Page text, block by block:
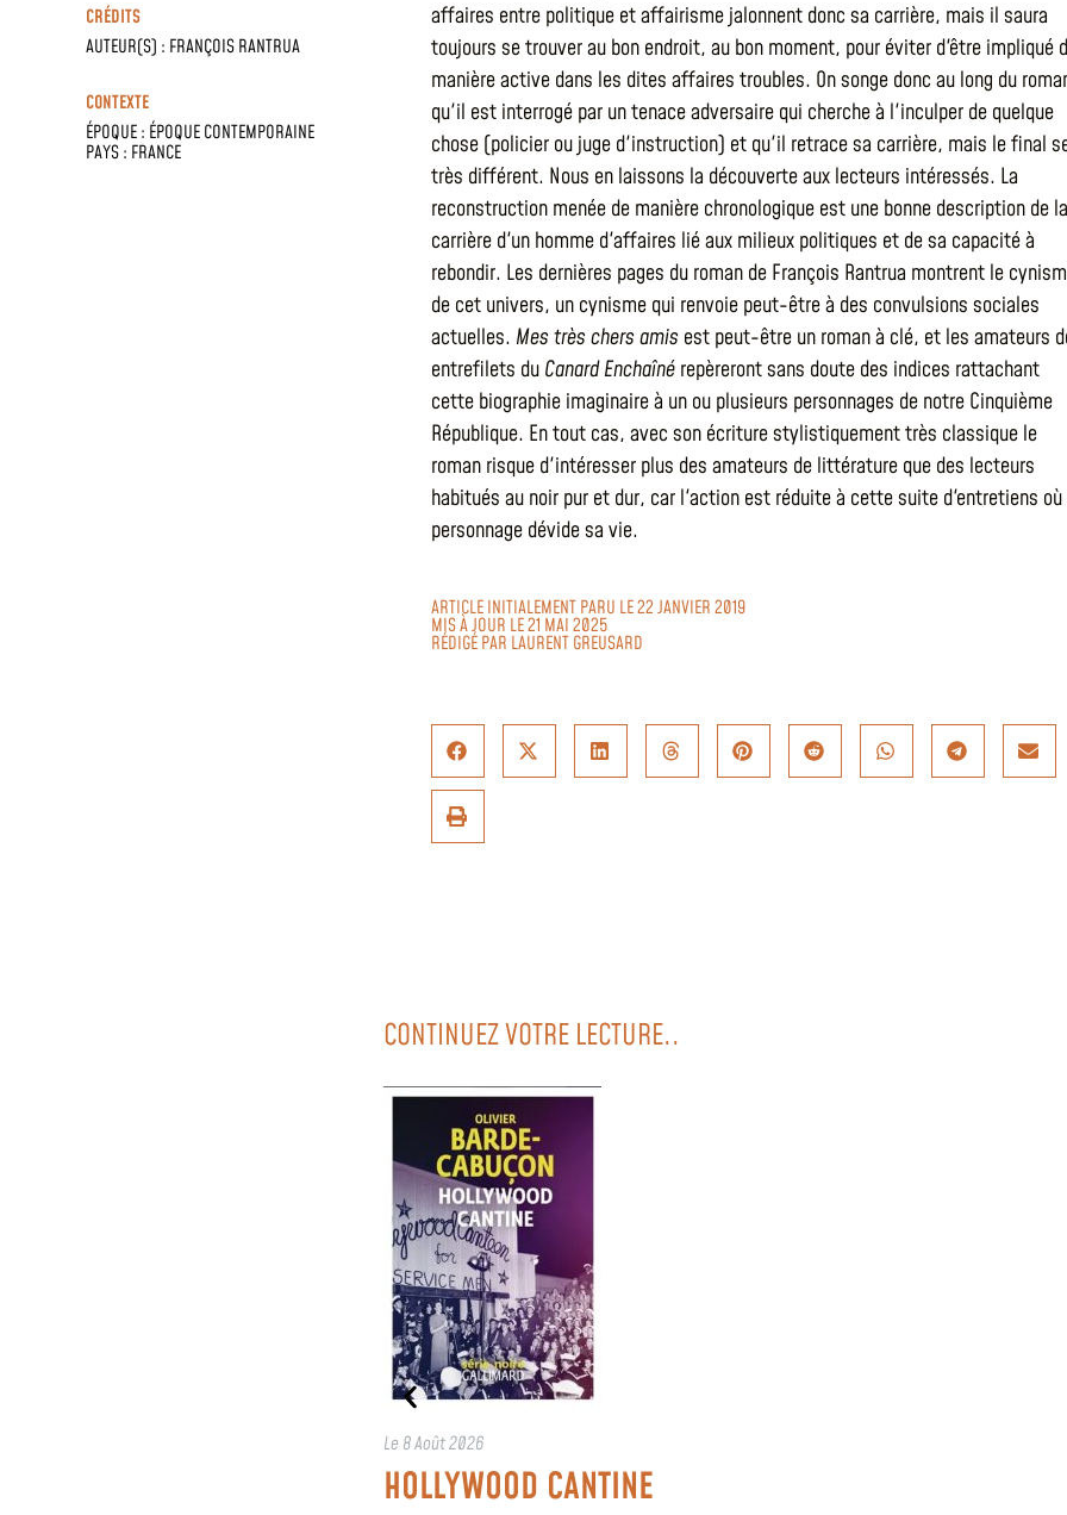
CRÉDITS
AUTEUR(S) : FRANÇOIS RANTRUA
CONTEXTE
ÉPOQUE : ÉPOQUE CONTEMPORAINE
PAYS : FRANCE
affaires entre politique et affairisme jalonnent donc sa carrière, mais il saura
toujours se trouver au bon endroit, au bon moment, pour éviter d'être impliqué
manière active dans les dites affaires troubles. On songe donc au long du
qu'il est interrogé par un tenace adversaire qui cherche à l'inculper de quelque
chose (policier ou juge d'instruction) et qu'il retrace sa carrière, mais le final
très différent. Nous en laissons la découverte aux lecteurs intéressés. La
reconstruction menée de manière chronologique est une bonne description de la
carrière d'un homme d'affaires lié aux milieux politiques et de sa capacité à
rebondir. Les dernières pages du roman de François Rantrua montrent le
de cet univers, un cynisme qui renvoie peut-être à des convulsions sociales
actuelles. Mes très chers amis est peut-être un roman à clé, et les amateurs
entrefilets du Canard Enchaîné repèreront sans doute des indices rattachant
cette biographie imaginaire à un ou plusieurs personnages de notre Cinquième
République. En tout cas, avec son écriture stylistiquement très classique le
roman risque d'intéresser plus des amateurs de littérature que des lecteurs
habitués au noir pur et dur, car l'action est réduite à cette suite d'entretiens
personnage dévide sa vie.
ARTICLE INITIALEMENT PARU LE 22 JANVIER 2019
MIS À JOUR LE 21 MAI 2025
RÉDIGÉ PAR LAURENT GREUSARD
CONTINUEZ VOTRE LECTURE..
Le 8 Août 2026
HOLLYWOOD CANTINE